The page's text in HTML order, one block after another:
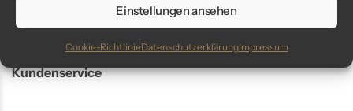
Einstellungen ansehen
Cookie-RichtlinieDatenschutzerklärungImpressum
Kundenservice